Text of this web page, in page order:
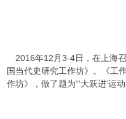
2016年12月3-4日，在上海
国当代史研究工作坊》。《工
作坊》，做了题为“‘大跃进’